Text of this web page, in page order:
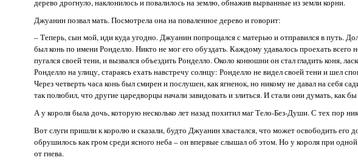
дерево дрогнуло, наклонилось и повалилось на землю, обнажив вырванные из земли корни.
Джуанин позвал мать. Посмотрела она на поваленное дерево и говорит:
– Теперь, сын мой, иди куда угодно. Джуанин попрощался с матерью и отправился в путь.
был конь по имени Ронделло. Никто не мог его обуздать. Каждому удавалось проехать
пугался своей тени, и вызвался объездить Ронделло. Около конюшни он стал гладить коня,
Ронделло на улицу, стараясь ехать навстречу солнцу: Ронделло не видел своей тени и шел
Через четверть часа конь был смирен и послушен, как ягненок, но никому не давал на себя
так полюбил, что другие царедворцы начали завидовать и злиться. И стали они думать, как бы
А у короля была дочь, которую несколько лет назад похитил маг Тело-Без-Души. С тех пор
Вот слуги пришли к королю и сказали, будто Джуанин хвастался, что может освободить его
обрушилось как гром среди ясного неба – он впервые слышал об этом. Но у короля при
от гнева.